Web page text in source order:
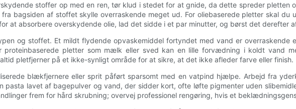
stoffer op med en ren, tør klud i stedet for at gnide, da dette spreder
bagsiden af ​​stoffet skylle overraskende meget ud. For oliebaserede pletter skal
at absorbere overskydende olie, lad det sidde i et par minutter, og børst det derefter
og stoffet. Et mildt flydende opvaskemiddel fortyndet med vand er
pletter som mælk eller sved kan en lille forvædning i koldt vand
pletfjerner på et ikke-synligt område for at sikre, at det ikke afleder farve eller finish.
blækfjernere eller sprit påført sparsomt med en vatpind hjælpe. Arbejd fra
lavet af bagepulver og vand, der sidder kort, ofte løfte pigmenter uden
frem for hård skrubning; overvej professionel rengøring, hvis et